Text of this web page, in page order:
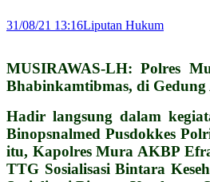
31/08/21 13:16Liputan Hukum
MUSIRAWAS-LH: Polres
Bhabinkamtibmas, di
Hadir langsung dalam
Binopsnalmed Pusdokkes
itu, Kapolres Mura AKBP
TTG Sosialisasi Bintara